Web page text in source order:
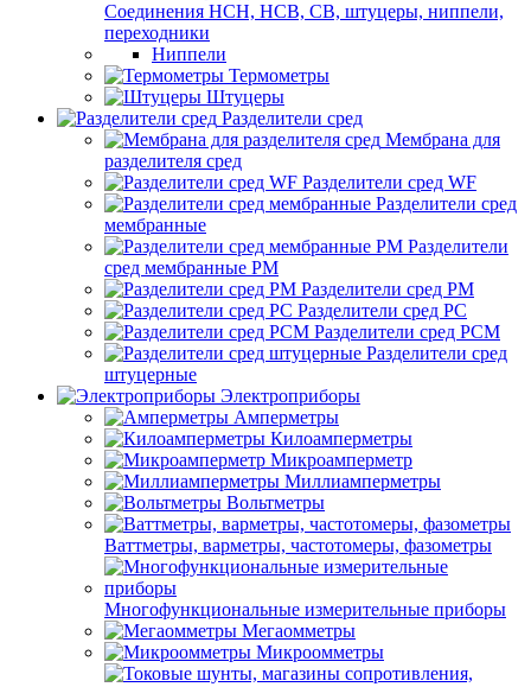
Соединения НСН, НСВ, СВ, штуцеры, ниппели,
переходники
Ниппели
Термометры
Штуцеры
Разделители сред
Мембрана для
разделителя сред
Разделители сред WF
Разделители сред
мембранные
Разделители
сред мембранные РМ
Разделители сред РМ
Разделители сред РС
Разделители сред РСМ
Разделители сред
штуцерные
Электроприборы
Амперметры
Килоамперметры
Микроамперметр
Миллиамперметры
Вольтметры
Ваттметры, варметры, частотомеры, фазометры
Многофункциональные измерительные приборы
Мегаомметры
Микроомметры